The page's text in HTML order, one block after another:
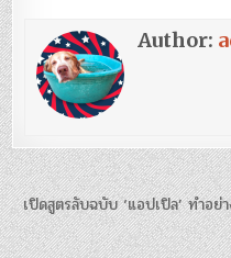
Author:
แนะแนว
เรื่อง
เปิดสูตรลับฉบับ ‘แอปเปิล’ ทำอย่